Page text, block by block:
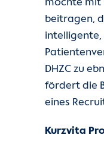
möchte mit
beitragen,
DHZC zu
fördert die
eines
Kurzvita